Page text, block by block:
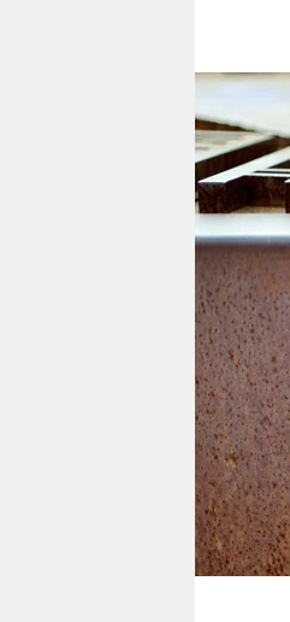
berlin
nord
verlag
verlag
shop
fragen &
abo